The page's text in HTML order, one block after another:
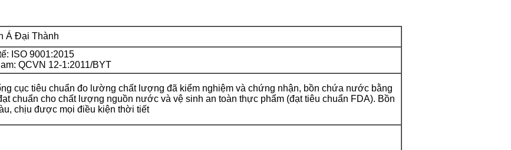
Á Đại Thành
ISO 9001:2015
QCVN 12-1:2011/BYT
cục tiêu chuẩn đo lường chất lượng đã kiểm nghiệm và chứng nhận, bồn chứa nước bằng
chuẩn cho chất lượng nguồn nước và vệ sinh an toàn thực phẩm (đạt tiêu chuẩn FDA). Bồn
chịu được mọi điều kiện thời tiết